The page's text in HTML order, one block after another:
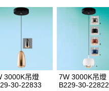
3000K吊燈
30-22833
7W 3000K吊燈
B229-30-22822